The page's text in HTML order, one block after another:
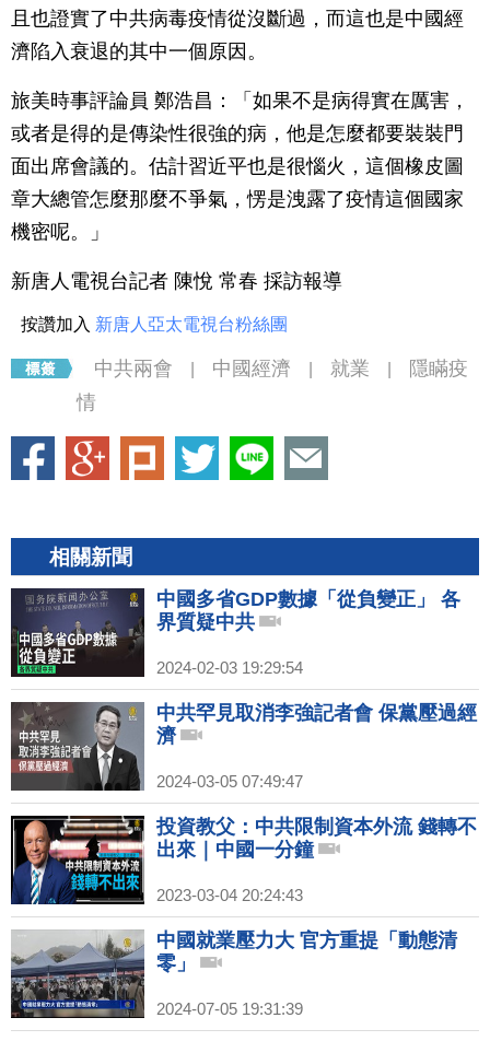
且也證實了中共病毒疫情從沒斷過，而這也是中國經
濟陷入衰退的其中一個原因。
旅美時事評論員 鄭浩昌：「如果不是病得實在厲害，
或者是得的是傳染性很強的病，他是怎麼都要裝裝門
面出席會議的。估計習近平也是很惱火，這個橡皮圖
章大總管怎麼那麼不爭氣，愣是洩露了疫情這個國家
機密呢。」
新唐人電視台記者 陳悅 常春 採訪報導
按讚加入 新唐人亞太電視台粉絲團
中共兩會 中國經濟 就業
隱瞞疫
情
相關新聞
中國多省GDP數據「從負變正」 各
界質疑中共
2024-02-03 19:29:54
中共罕見取消李強記者會 保黨壓過經
濟
2024-03-05 07:49:47
投資教父：中共限制資本外流 錢轉不
出來｜中國一分鐘
2023-03-04 20:24:43
中國就業壓力大 官方重提「動態清
零」
2024-07-05 19:31:39